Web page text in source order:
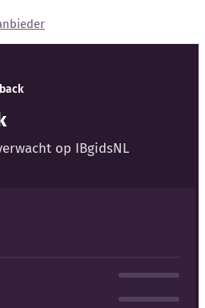
op IBgidsNL